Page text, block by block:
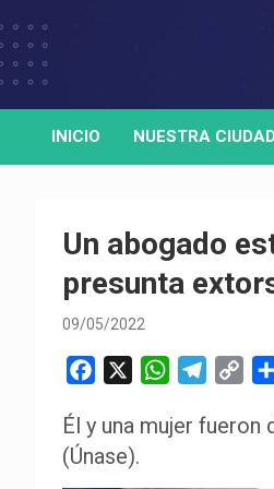
to
HORA32
Medio de comunicación digital
INICIO NUESTRA CIUDAD
Un abogado
presunta
09/05/2022
c
e
b
W
a
s
l
g
p
L
Él y una mujer
(Únase).